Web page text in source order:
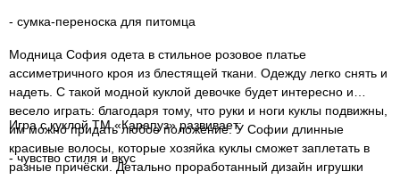
- сумка-переноска для питомца
Модница София одета в стильное розовое платье
ассиметричного кроя из блестящей ткани. Одежду легко снять и
надеть. С такой модной куклой девочке будет интересно и
весело играть: благодаря тому, что руки и ноги куклы подвижны,
им можно придать любое положение. У Софии длинные
красивые волосы, которые хозяйка куклы сможет заплетать в
разные причёски. Детально проработанный дизайн игрушки
Игра с куклой ТМ «Карапуз» развивает:
- чувство стиля и вкус